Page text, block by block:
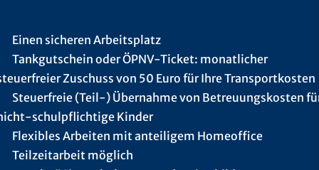
Einen sicheren Arbeitsplatz
Tankgutschein oder ÖPNV-Ticket: monatlicher
Zuschuss von 50 Euro für Ihre Transportkosten
Steuerfreie (Teil-) Übernahme von Betreuungskosten
schulpflichtige Kinder
Flexibles Arbeiten mit anteiligem Homeoffice
Teilzeitarbeit möglich